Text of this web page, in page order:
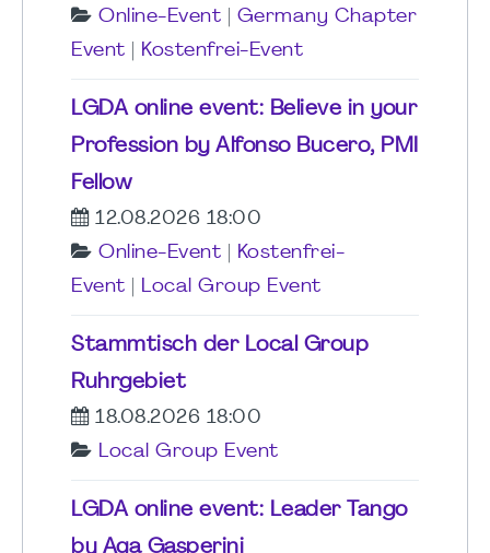
Online-Event
Germany Chapter
Event
Kostenfrei-Event
LGDA online event: Believe in your
Profession by Alfonso Bucero, PMI
Fellow
12.08.2026 18:00
Online-Event
Kostenfrei-
Event
Local Group Event
Stammtisch der Local Group
Ruhrgebiet
18.08.2026 18:00
Local Group Event
LGDA online event: Leader Tango
by Aga Gasperini